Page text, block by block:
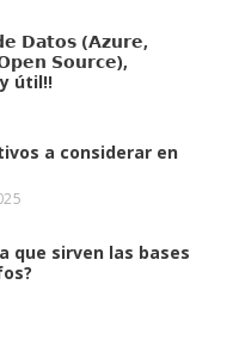
𝗗𝗮𝘁𝗼𝘀 (𝗔𝘇𝘂𝗿𝗲,
𝗦𝗼𝘂𝗿𝗰𝗲),
útil!!
a considerar en
que sirven las bases